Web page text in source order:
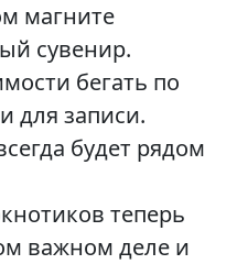
магните
сувенир.
бегать по
для записи.
будет рядом
теперь
важном деле и